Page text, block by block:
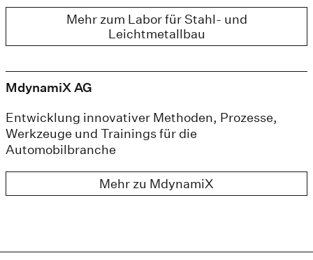
Mehr zum Labor für Stahl- und
Leichtmetallbau
MdynamiX AG
Entwicklung innovativer Methoden, Prozesse,
Werkzeuge und Trainings für die
Automobilbranche
Mehr zu MdynamiX